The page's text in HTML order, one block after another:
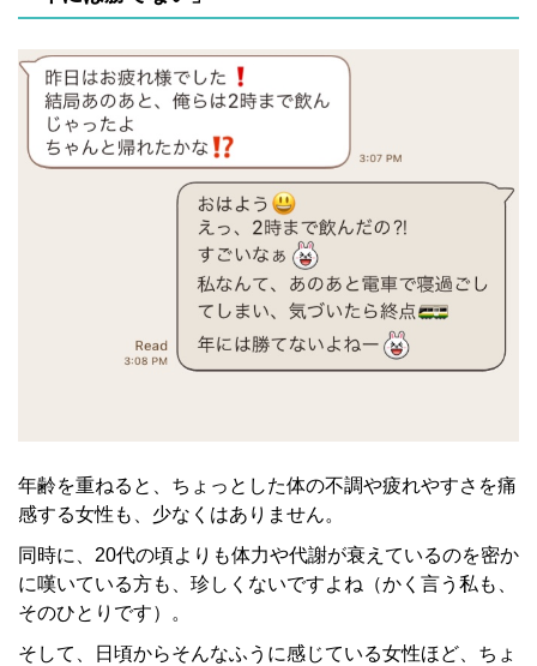
年齢を重ねると、ちょっとした体の不調や疲れやすさを痛
感する女性も、少なくはありません。
同時に、20代の頃よりも体力や代謝が衰えているのを密か
に嘆いている方も、珍しくないですよね（かく言う私も、
そのひとりです）。
そして、日頃からそんなふうに感じている女性ほど、ちょ